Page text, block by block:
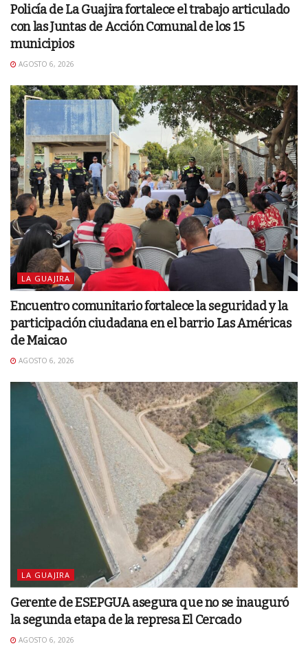
Policía de La Guajira fortalece el trabajo articulado
con las Juntas de Acción Comunal de los 15
municipios
AGOSTO 6, 2026
LA GUAJIRA
Encuentro comunitario fortalece la seguridad y la
participación ciudadana en el barrio Las Américas
de Maicao
AGOSTO 6, 2026
LA GUAJIRA
Gerente de ESEPGUA asegura que no se inauguró
la segunda etapa de la represa El Cercado
AGOSTO 6, 2026